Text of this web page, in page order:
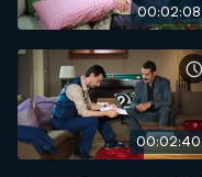
00:02:08
00:02:40